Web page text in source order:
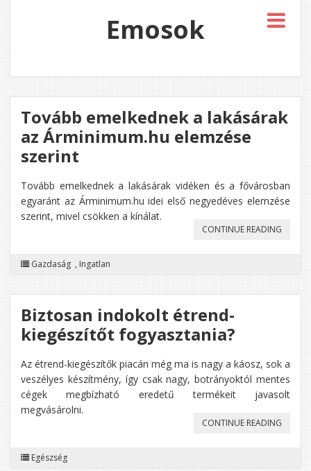
Emosok
Tovább emelkednek a lakásárak
az Árminimum.hu elemzése
szerint
Tovább emelkednek a lakásárak vidéken és a fővárosban
egyaránt az Árminimum.hu idei első negyedéves elemzése
szerint, mivel csökken a kínálat.
CONTINUE READING
Gazdaság , Ingatlan
Biztosan indokolt étrend-
kiegészítőt fogyasztania?
Az étrend-kiegészítők piacán még ma is nagy a káosz, sok a
veszélyes készítmény, így csak nagy, botrányoktól mentes
cégek megbízható eredetű termékeit javasolt
megvásárolni.
CONTINUE READING
Egészség